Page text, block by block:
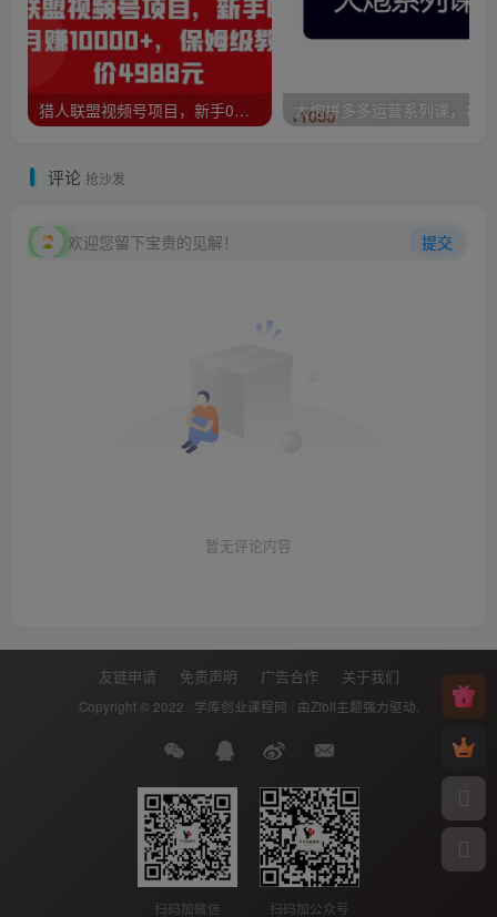
猎人联盟视频号项目，新手0基础轻松月赚10000+，保姆级教程原价4988元
评论 抢沙发
欢迎您留下宝贵的见解！ 提交
暂无评论内容
友链申请 免责声明 广告合作 关于我们
Copyright © 2022 · 学库创业课程网 · 由Zibll主题强力驱动.
扫码加微信 扫码加公众号